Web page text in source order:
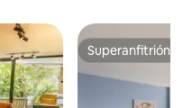
destacadosSuperanfitrión
Superanfitrión